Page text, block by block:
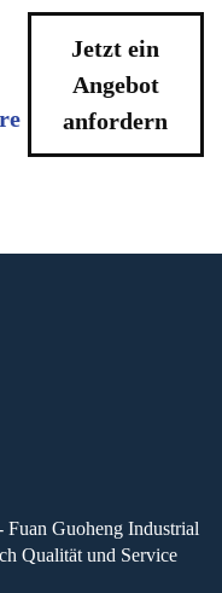
Jetzt ein
Angebot
anfordern
Fuan Guoheng Industrial
Qualität und Service